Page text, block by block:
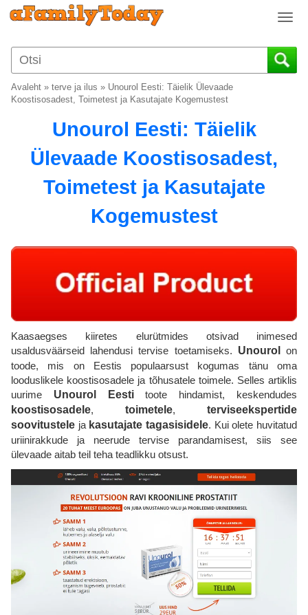
T
g
g
n
Avaleht » terve ja ilus » Unourol Eesti: Täielik Ülevaade
Koostisosadest, Toimetest ja Kasutajate Kogemustest
Unourol Eesti: Täielik
Ülevaade Koostisosadest,
Toimetest ja Kasutajate
Kogemustest
Kaasaegses kiiretes elurütmides otsivad inimesed
usaldusväärseid lahendusi tervise toetamiseks. Unourol
on
toode, mis on Eestis populaarsust kogumas tänu oma
looduslikele koostisosadele ja tõhusatele toimele. Selles artiklis
uurime Unourol Eestitoote hindamist, keskendudes
koostisosadele, toimetele, terviseekspertide
soovitustele ja kasutajate tagasisidele. Kui olete huvitatud
uriinirakkude ja neerude tervise parandamisest, siis see
ülevaade aitab teil teha teadlikku otsust.